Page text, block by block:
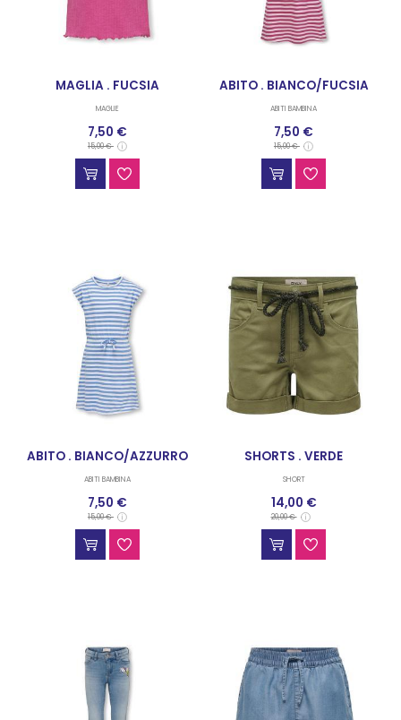
MAGLIA . FUCSIA
MAGLIE
7,50 €
15,00 €
ABITO . BIANCO/FUCSIA
ABITI BAMBINA
7,50 €
15,00 €
ABITO . BIANCO/AZZURRO
ABITI BAMBINA
7,50 €
15,00 €
SHORTS . VERDE
SHORT
14,00 €
20,00 €